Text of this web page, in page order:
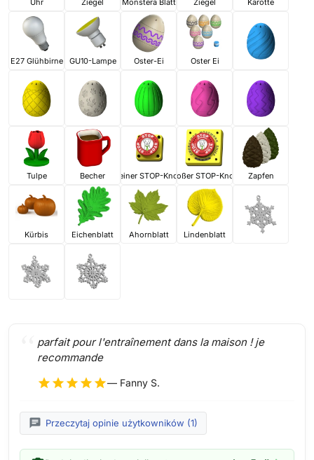
Uhr Ziegel Monstera Blatt Ziegel Karotte
E27 Glühbirne GU10-Lampe Oster-Ei Oster Ei
Tulpe Becher Kleiner STOP-KnopfGroßer STOP-Knopf Zapfen
Kürbis Eichenblatt Ahornblatt Lindenblatt
parfait pour l'entraînement dans la maison ! je
recommande
star star star star star— Fanny S.
chat Przeczytaj opinie użytkowników (1)